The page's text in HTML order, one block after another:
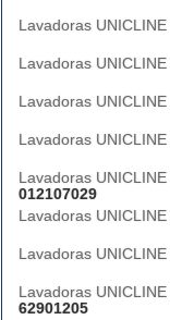
Lavadoras UNICLINE
Lavadoras UNICLINE
Lavadoras UNICLINE
Lavadoras UNICLINE
Lavadoras UNICLINE
012107029
Lavadoras UNICLINE
Lavadoras UNICLINE
Lavadoras UNICLINE
62901205